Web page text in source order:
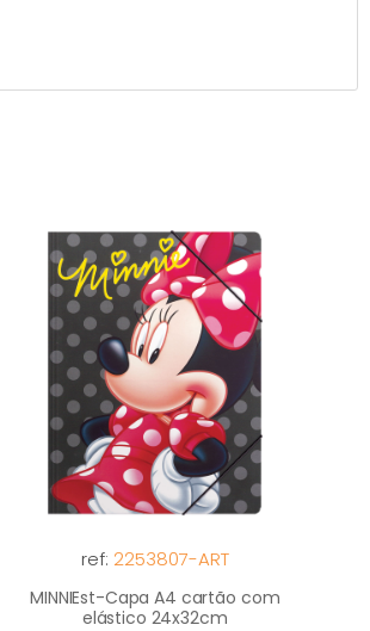
ref: 2253807-ART
MINNIEst-Capa A4 cartão com
elástico 24x32cm